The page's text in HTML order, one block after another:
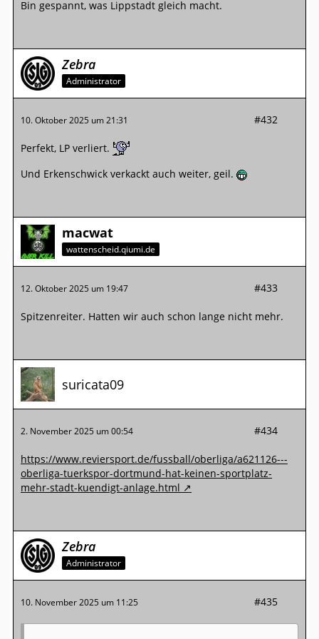
Bin gespannt, was Lippstadt gleich macht.
Zebra
Administrator
10. Oktober 2025 um 21:31 #432
Perfekt, LP verliert.
Und Erkenschwick verkackt auch weiter, geil.
macwat
wattenscheid.qiumi.de
12. Oktober 2025 um 19:47 #433
Spitzenreiter. Hatten wir auch schon lange nicht mehr.
suricata09
2. November 2025 um 00:54 #434
https://www.reviersport.de/fussball/oberliga/a621126---
oberliga-tuerkspor-dortmund-hat-keinen-sportplatz-
mehr-stadt-kuendigt-anlage.html
Zebra
Administrator
10. November 2025 um 11:25 #435